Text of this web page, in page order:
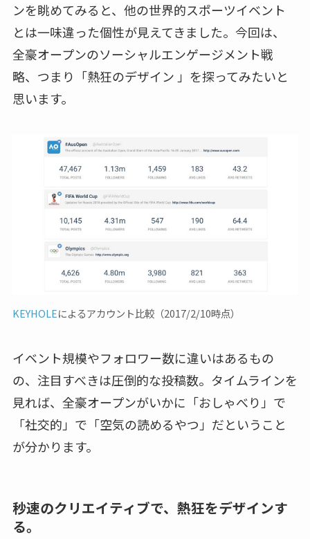
ンを眺めてみると、他の世界的スポーツイベント
とは一味違った個性が見えてきました。今回は、
全豪オープンのソーシャルエンゲージメント戦
略、つまり「熱狂のデザイン 」を探ってみたいと
思います。
KEYHOLEによるアカウント比較（2017/2/10時点）
イベント規模やフォロワー数に違いはあるもの
の、注目すべきは圧倒的な投稿数。タイムラインを
見れば、全豪オープンがいかに「おしゃべり」で
「社交的」で「空気の読めるやつ」だということ
が分かります。
秒速のクリエイティブで、熱狂をデザインす
る。